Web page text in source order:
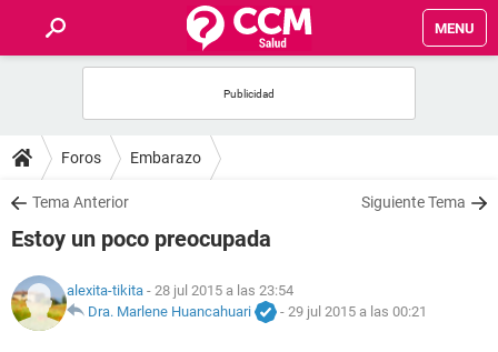
MENU
FOROS
SALUD
FAMILIA
NUTRICIÓN
Foros Embarazo
Tema Anterior Siguiente Tema
Estoy un poco preocupada
alexita-tikita - 28 jul 2015 a las 23:54
Dra. Marlene Huancahuari
- 29 jul 2015 a las 00:21